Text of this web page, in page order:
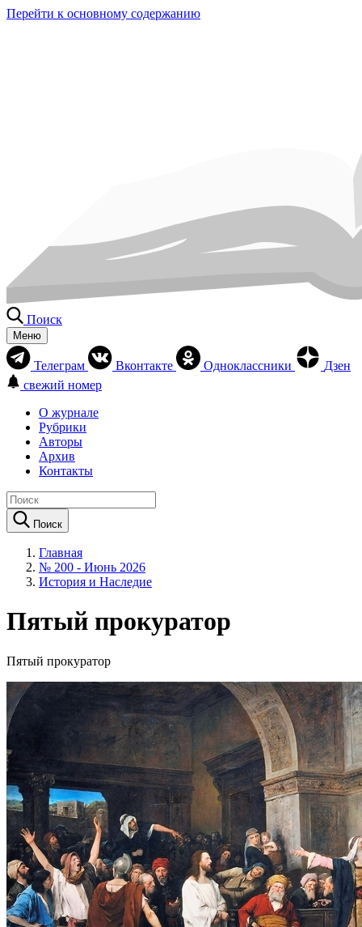
Перейти к основному содержанию
Поиск
Меню
Телеграм Вконтакте Одноклассники
Дзен
свежий номер
О журнале
Рубрики
Авторы
Архив
Контакты
Поиск
Главная
№ 200 - Июнь 2026
История и Наследие
Пятый прокуратор
Пятый прокуратор